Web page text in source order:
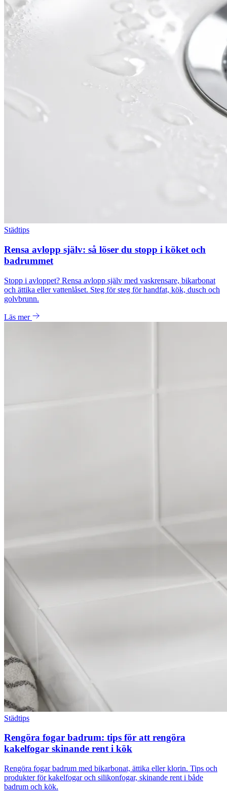
Städtips
Rensa avlopp själv: så löser du stopp i köket och
badrummet
Stopp i avloppet? Rensa avlopp själv med vaskrensare, bikarbonat
och ättika eller vattenlåset. Steg för steg för handfat, kök, dusch och
golvbrunn.
Läs mer
Städtips
Rengöra fogar badrum: tips för att rengöra
kakelfogar skinande rent i kök
Rengöra fogar badrum med bikarbonat, ättika eller klorin. Tips och
produkter för kakelfogar och silikonfogar, skinande rent i både
badrum och kök.